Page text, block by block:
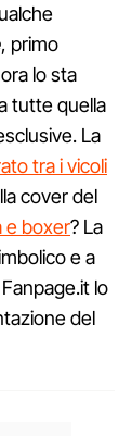
, primo
lo sta
tutte quella
La
tra i vicoli
cover del
e boxer? La
e a
lo
del